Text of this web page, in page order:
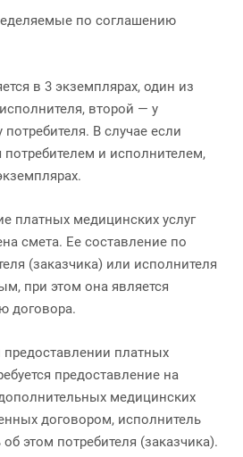
по соглашению
в 3 экземплярах, один из
второй — у
потребителя. В случае если
потребителем и исполнителем,
платных медицинских услуг
смета. Ее составление по
(заказчика) или исполнителя
при этом она является
договора.
предоставлении платных
предоставление на
медицинских
договором, исполнитель
этом потребителя (заказчика).